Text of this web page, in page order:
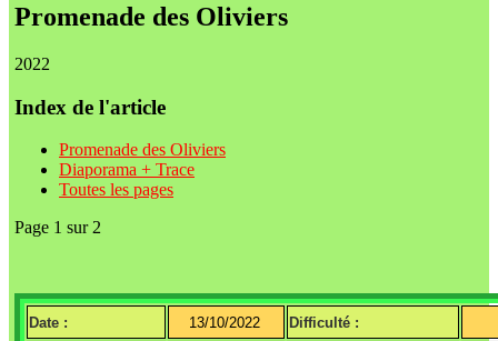
Promenade des Oliviers
2022
Index de l'article
Promenade des Oliviers
Diaporama + Trace
Toutes les pages
Page 1 sur 2
Date : 13/10/2022 Difficulté :